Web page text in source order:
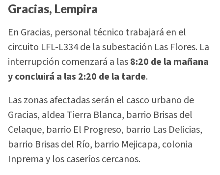
Gracias, Lempira
En Gracias, personal técnico trabajará en el
circuito LFL-L334 de la subestación Las Flores. La
interrupción comenzará a las8:20 de la mañana
y concluirá a las 2:20 de la tarde.
Las zonas afectadas serán el casco urbano de
Gracias, aldea Tierra Blanca, barrio Brisas del
Celaque, barrio El Progreso, barrio Las Delicias,
barrio Brisas del Río, barrio Mejicapa, colonia
Inprema y los caseríos cercanos.